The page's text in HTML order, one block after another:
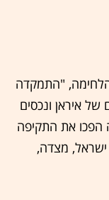
"התמקדה
איראן ונכסים
הפכו את התקיפה
ישראל, מצדה,